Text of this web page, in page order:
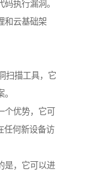
执行漏洞。
和云基础架
扫描工具，它
优势，它可
任何新设备访
是，它可以进